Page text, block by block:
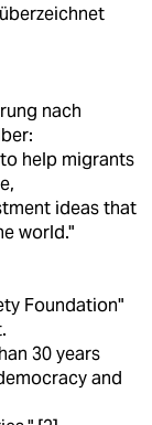
nach
help migrants
ideas that
world."
Foundation"
30 years
and